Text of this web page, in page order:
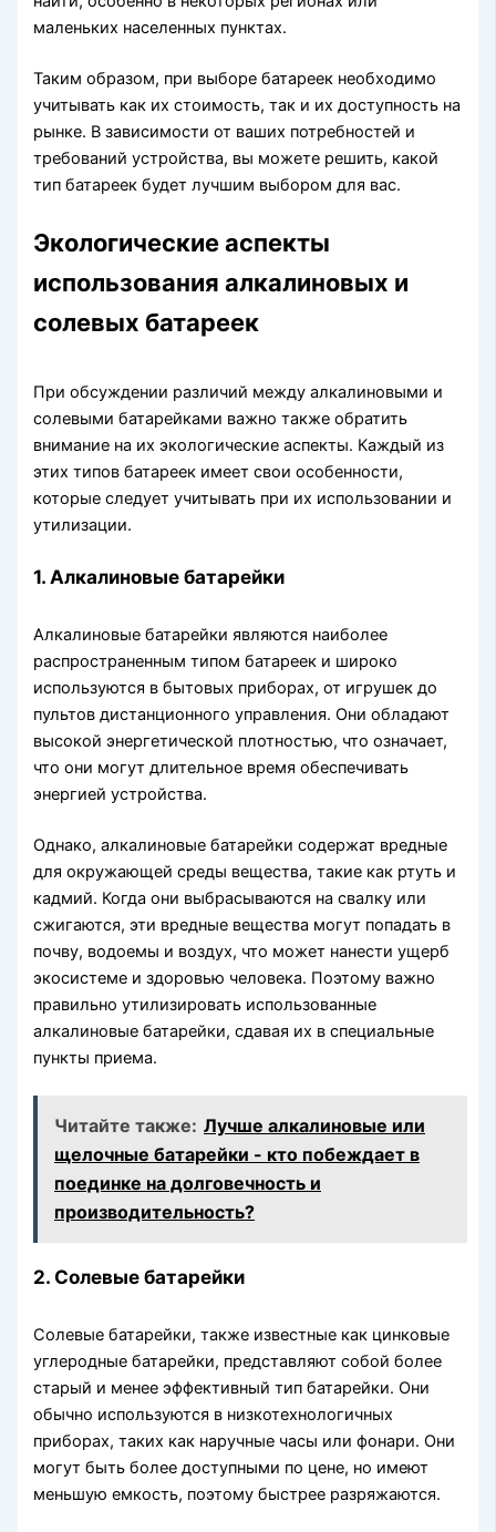
маленьких населенных пунктах.
Таким образом, при выборе батареек необходимо
учитывать как их стоимость, так и их доступность на
рынке. В зависимости от ваших потребностей и
требований устройства, вы можете решить, какой
тип батареек будет лучшим выбором для вас.
Экологические аспекты
использования алкалиновых и
солевых батареек
При обсуждении различий между алкалиновыми и
солевыми батарейками важно также обратить
внимание на их экологические аспекты. Каждый из
этих типов батареек имеет свои особенности,
которые следует учитывать при их использовании и
утилизации.
1. Алкалиновые батарейки
Алкалиновые батарейки являются наиболее
распространенным типом батареек и широко
используются в бытовых приборах, от игрушек до
пультов дистанционного управления. Они обладают
высокой энергетической плотностью, что означает,
что они могут длительное время обеспечивать
энергией устройства.
Однако, алкалиновые батарейки содержат вредные
для окружающей среды вещества, такие как ртуть и
кадмий. Когда они выбрасываются на свалку или
сжигаются, эти вредные вещества могут попадать в
почву, водоемы и воздух, что может нанести ущерб
экосистеме и здоровью человека. Поэтому важно
правильно утилизировать использованные
алкалиновые батарейки, сдавая их в специальные
пункты приема.
Читайте также: Лучше алкалиновые или
щелочные батарейки - кто побеждает в
поединке на долговечность и
производительность?
2. Солевые батарейки
Солевые батарейки, также известные как цинковые
углеродные батарейки, представляют собой более
старый и менее эффективный тип батарейки. Они
обычно используются в низкотехнологичных
приборах, таких как наручные часы или фонари. Они
могут быть более доступными по цене, но имеют
меньшую емкость, поэтому быстрее разряжаются.